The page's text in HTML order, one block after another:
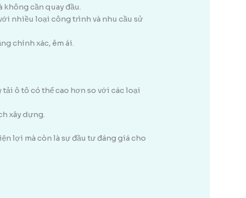
không cần quay đầu.
nhiều loại công trình và nhu cầu sử
chính xác, êm ái.
tải ô tô có thể cao hơn so với các loại
xây dựng.
lợi mà còn là sự đầu tư đáng giá cho